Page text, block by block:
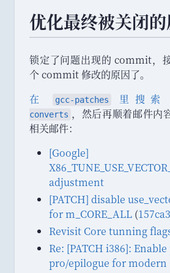
优化最终被关闭
锁定了问题出现的 commit，
个 commit 修改的原因了。
在
gcc-patches 里搜索
converts ， 然后再顺着邮件内
相关邮件：
[Google]
adjustment
[PATCH] disable
for m_CORE_ALL (
Revisit Core tunning
Re: [PATCH i386]:
pro/epilogue for modern